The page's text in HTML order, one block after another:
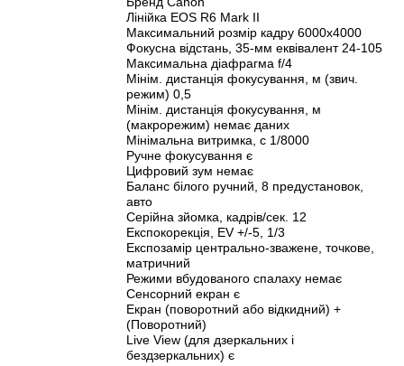
Лінійка EOS R6 Mark II
Максимальний розмір кадру 6000x4000
Фокусна відстань, 35-мм еквівалент 24-105
Максимальна діафрагма f/4
Мінім. дистанція фокусування, м (звич.
режим) 0,5
Мінім. дистанція фокусування, м
(макрорежим) немає даних
Мінімальна витримка, с 1/8000
Ручне фокусування є
Цифровий зум немає
Баланс білого ручний, 8 предустановок,
авто
Серійна зйомка, кадрів/сек. 12
Експокорекція, EV +/-5, 1/3
Експозамір центрально-зважене, точкове,
матричний
Режими вбудованого спалаху немає
Сенсорний екран є
Екран (поворотний або відкидний) +
(Поворотний)
Live View (для дзеркальних і
бездзеркальних) є